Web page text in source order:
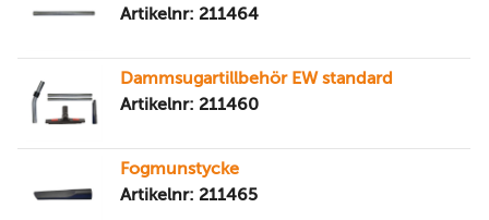
Artikelnr: 211464
Dammsugartillbehör EW standard
Artikelnr: 211460
Fogmunstycke
Artikelnr: 211465